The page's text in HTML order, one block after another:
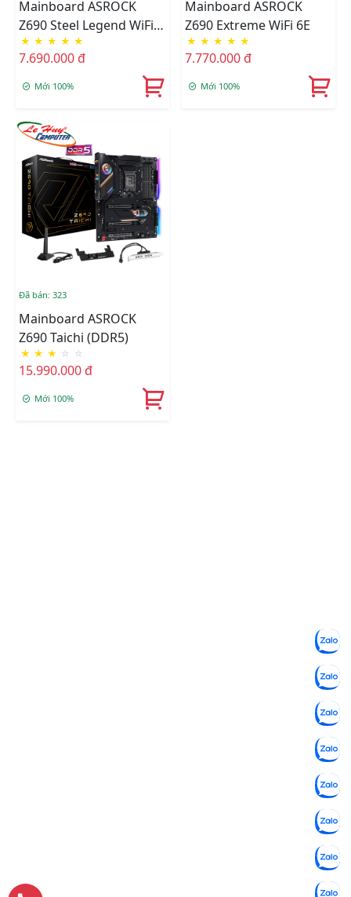
Mainboard ASROCK
Z690 Steel Legend WiFi
6E
★ ★ ★ ★ ★
7.690.000 đ
Mới 100%
Mainboard ASROCK
Z690 Extreme WiFi 6E
★ ★ ★ ★ ★
7.770.000 đ
Mới 100%
Đã bán: 323
Mainboard ASROCK
Z690 Taichi (DDR5)
★ ★ ★ ☆ ☆
15.990.000 đ
Mới 100%